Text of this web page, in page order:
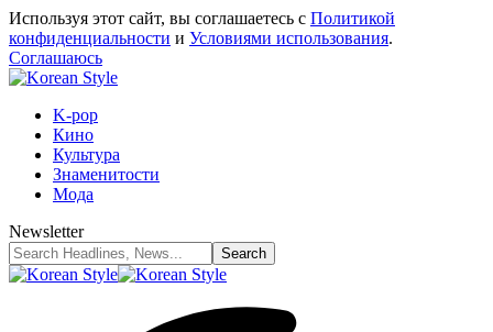
Используя этот сайт, вы соглашаетесь с Политикой
конфиденциальности и Условиями использования.
Соглашаюсь
K-pop
Кино
Культура
Знаменитости
Мода
Newsletter